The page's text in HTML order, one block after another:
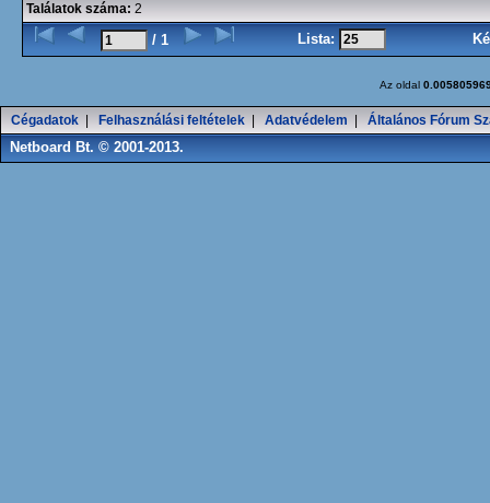
Találatok száma: 2
/ 1 Lista:
Az oldal
Cégadatok Felhasználási feltételek Adatvédelem Általános Fórum
Netboard Bt. © 2001-2013.